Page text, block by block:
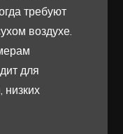
требуют
воздухе.
для
низких